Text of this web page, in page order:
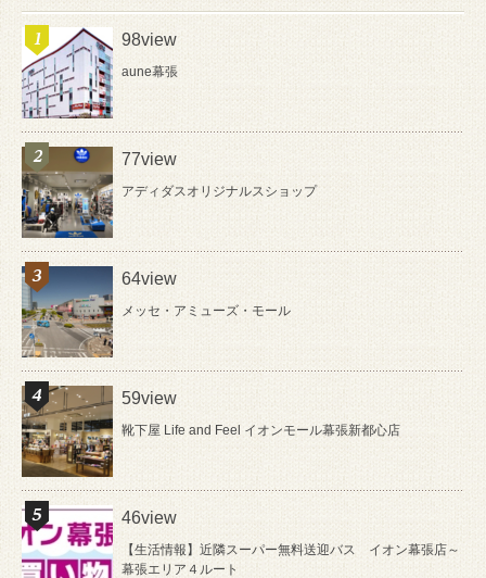
98view
aune幕張
77view
アディダスオリジナルスショップ
64view
メッセ・アミューズ・モール
59view
靴下屋 Life and Feel イオンモール幕張新都心店
46view
【生活情報】近隣スーパー無料送迎バス イオン幕張店～
幕張エリア４ルート